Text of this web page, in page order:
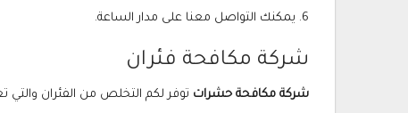
6. يمكنك التواصل معنا على مدار الساعة.
شركة مكافحة فئران
شركة مكافحة حشرات توفر لكم التخلص من الفئران